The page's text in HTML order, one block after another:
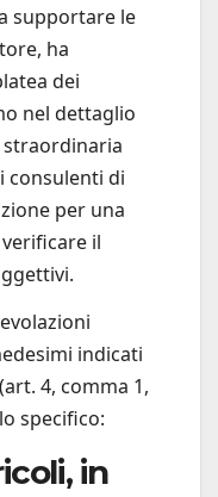
supportare le
ha
dei
nel dettaglio
straordinaria
consulenti di
per una
il
indicati
4, comma 1,
specifico:
in